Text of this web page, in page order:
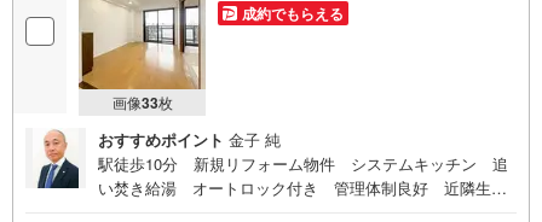
画像33枚
成約でもらえる
おすすめポイント 金子 純
駅徒歩10分 新規リフォーム物件 システムキッチン 追
い焚き給湯 オートロック付き 管理体制良好 近隣生活